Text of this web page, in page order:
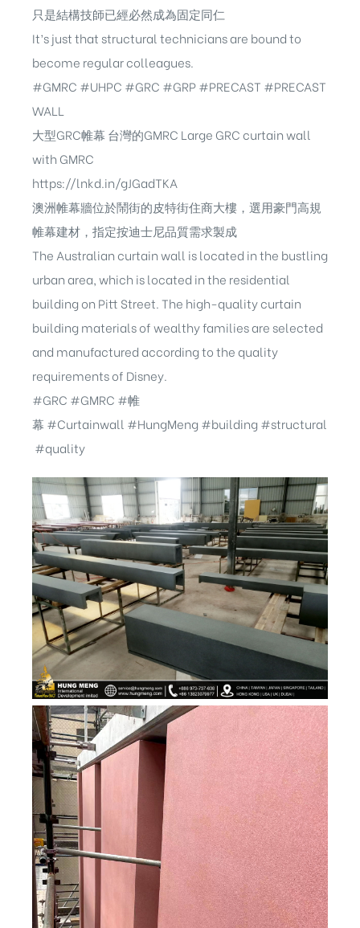
只是結構技師已經必然成為固定同仁
It’s just that structural technicians are bound to
become regular colleagues.
#GMRC #UHPC #GRC #GRP#PRECAST #PRECAST
WALL
大型GRC帷幕 台灣的GMRC Large GRC curtain wall
with GMRC
https://lnkd.in/gJGadTKA
澳洲帷幕牆位於鬧街的皮特街住商大樓，選用豪門高規
帷幕建材，指定按迪士尼品質需求製成
The Australian curtain wall is located in the bustling
urban area, which is located in the residential
building on Pitt Street. The high-quality curtain
building materials of wealthy families are selected
and manufactured according to the quality
requirements of Disney.
#GRC #GMRC #帷
幕 #Curtainwall #HungMeng #building #structural
#quality